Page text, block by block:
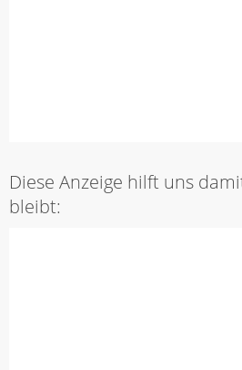
Diese Anzeige hilft uns
bleibt: